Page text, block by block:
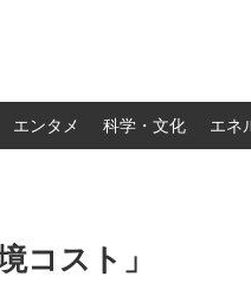
エンタメ 科学・文化 エネ
コスト」